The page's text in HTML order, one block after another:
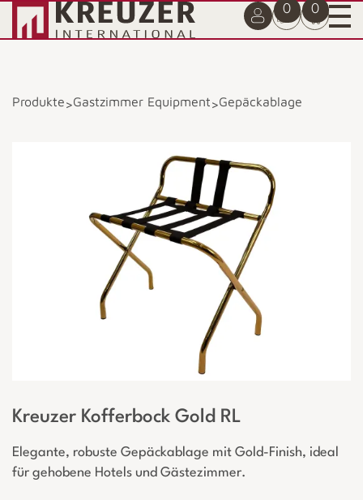
0 0
Produkte>Gastzimmer Equipment>Gepäckablage
Kreuzer Kofferbock Gold RL
Elegante, robuste Gepäckablage mit Gold-Finish, ideal
für gehobene Hotels und Gästezimmer.